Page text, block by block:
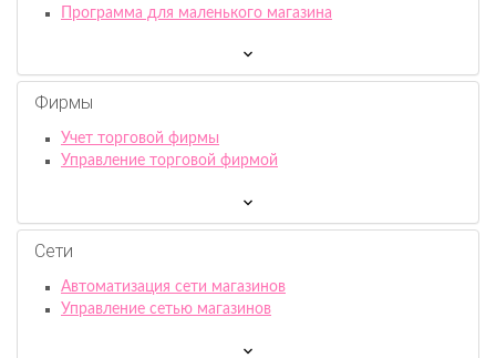
Программа для маленького магазина
Фирмы
Учет торговой фирмы
Управление торговой фирмой
Сети
Автоматизация сети магазинов
Управление сетью магазинов